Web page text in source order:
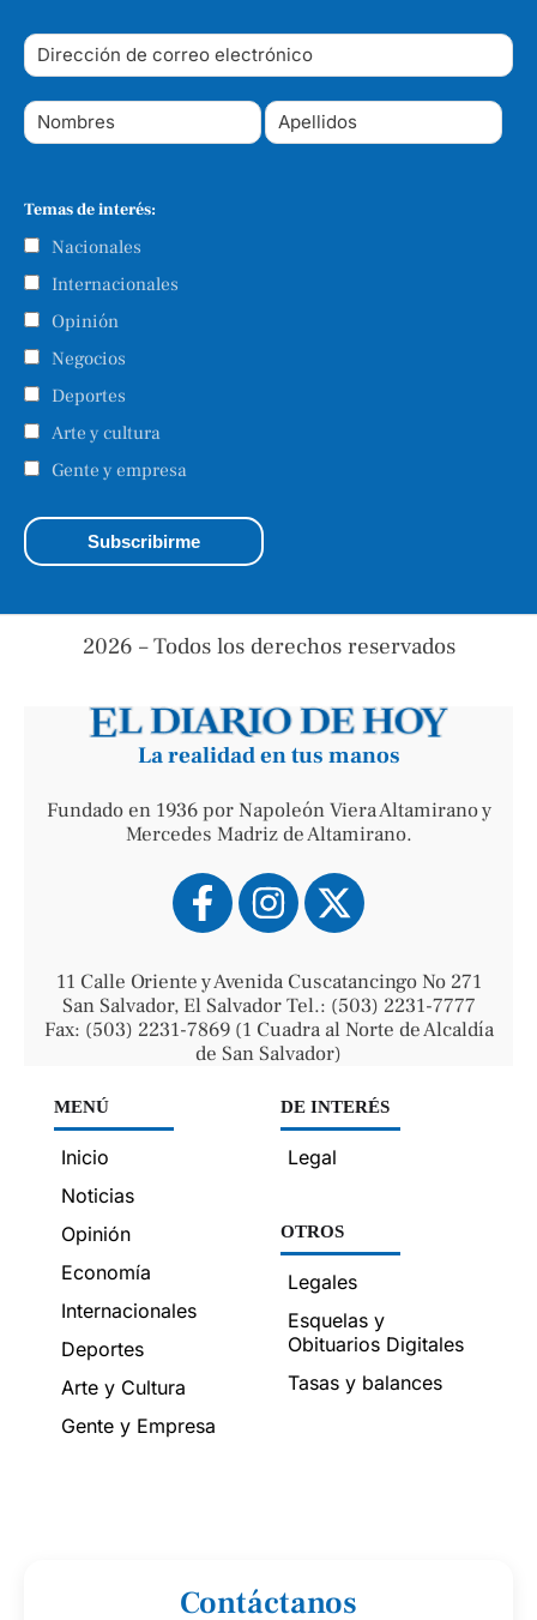
Temas de interés:
Nacionales
Internacionales
Opinión
Negocios
Deportes
Arte y cultura
Gente y empresa
2026 – Todos los derechos reservados
La realidad en tus manos
Fundado en 1936 por Napoleón Viera Altamirano y
Mercedes Madriz de Altamirano.
11 Calle Oriente y Avenida Cuscatancingo No 271
San Salvador, El Salvador Tel.: (503) 2231-7777
Fax: (503) 2231-7869 (1 Cuadra al Norte de Alcaldía
de San Salvador)
MENÚ
Inicio
Noticias
Opinión
Economía
Internacionales
Deportes
Arte y Cultura
Gente y Empresa
DE INTERÉS
Legal
OTROS
Legales
Esquelas y
Obituarios Digitales
Tasas y balances
Contáctanos